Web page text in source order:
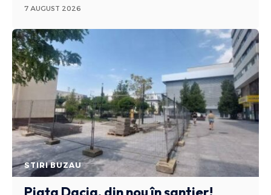
7 AUGUST 2026
STIRI BUZAU